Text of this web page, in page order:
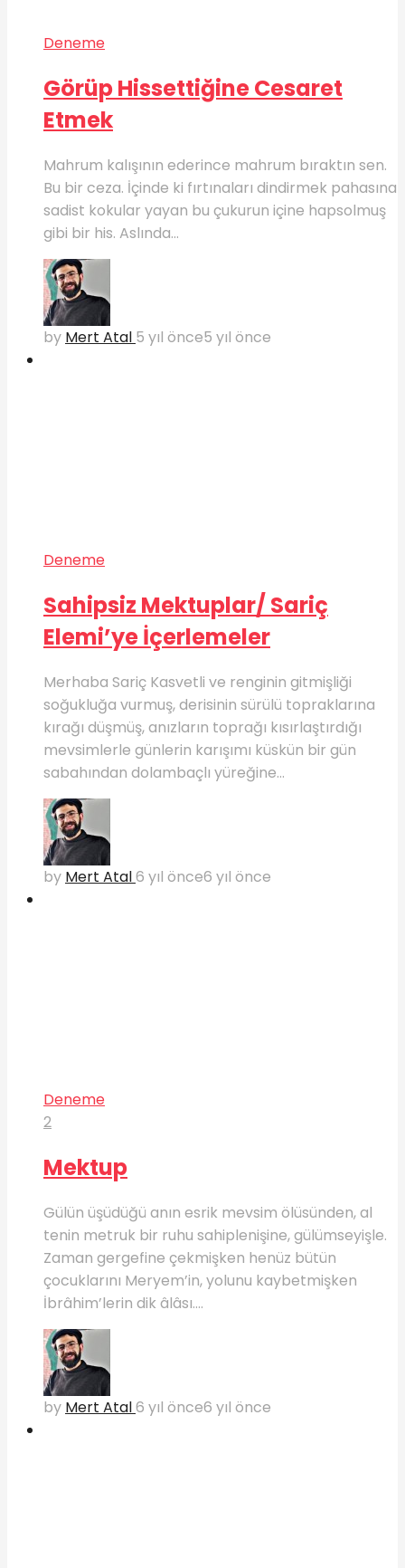
Deneme
Görüp Hissettiğine Cesaret
Etmek
Mahrum kalışının ederince mahrum bıraktın sen.
Bu bir ceza. İçinde ki fırtınaları dindirmek pahasına
sadist kokular yayan bu çukurun içine hapsolmuş
gibi bir his. Aslında...
by Mert Atal 5 yıl önce5 yıl önce
Deneme
Sahipsiz Mektuplar/ Sariç
Elemi’ye İçerlemeler
Merhaba Sariç Kasvetli ve renginin gitmişliği
soğukluğa vurmuş, derisinin sürülü topraklarına
kırağı düşmüş, anızların toprağı kısırlaştırdığı
mevsimlerle günlerin karışımı küskün bir gün
sabahından dolambaçlı yüreğine...
by Mert Atal6 yıl önce6 yıl önce
Deneme
2
Mektup
Gülün üşüdüğü anın esrik mevsim ölüsünden, al
tenin metruk bir ruhu sahiplenişine, gülümseyişle.
Zaman gergefine çekmişken henüz bütün
çocuklarını Meryem’in, yolunu kaybetmişken
İbrâhim’lerin dik âlâsı....
by Mert Atal6 yıl önce6 yıl önce